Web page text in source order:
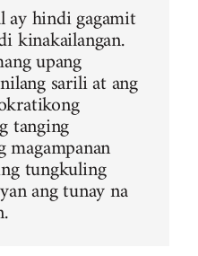
ay hindi gagamit
kinakailangan.
upang
sarili at ang
tanging
magampanan
tungkuling
ang tunay na